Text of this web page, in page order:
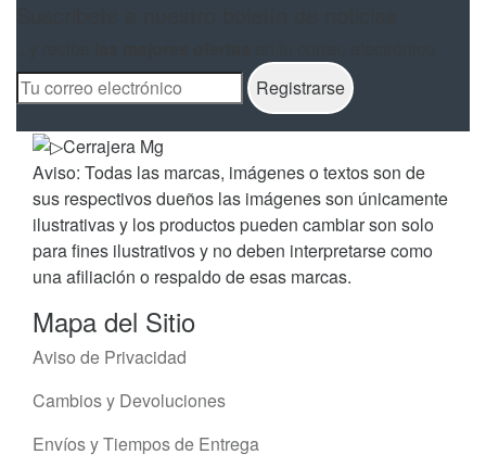
Aviso: Todas las marcas, imágenes o textos son de
sus respectivos dueños las imágenes son únicamente
ilustrativas y los productos pueden cambiar son solo
para fines ilustrativos y no deben interpretarse como
una afiliación o respaldo de esas marcas.
Mapa del Sitio
Aviso de Privacidad
Cambios y Devoluciones
Envíos y Tiempos de Entrega